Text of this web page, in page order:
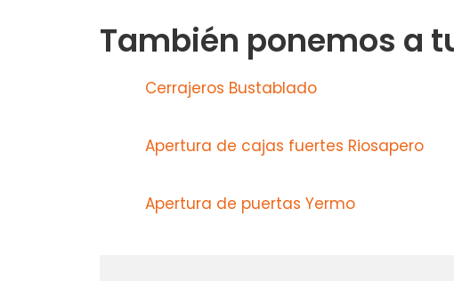
También ponemos a
Cerrajeros Bustablado
Apertura de cajas fuertes Riosapero
Apertura de puertas Yermo